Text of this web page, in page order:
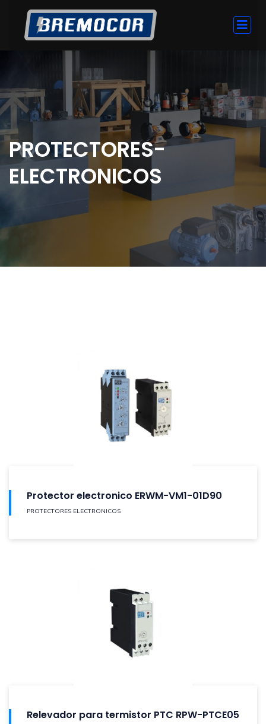
PROTECTORES-
ELECTRONICOS
Protector electronico ERWM-VM1-01D90
PROTECTORES ELECTRONICOS
Relevador para termistor PTC RPW-PTCE05